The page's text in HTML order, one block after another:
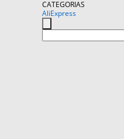
CATEGORIAS
AliExpress